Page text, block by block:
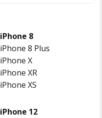
iPhone 8
iPhone 8 Plus
iPhone X
iPhone XR
iPhone XS
iPhone 12